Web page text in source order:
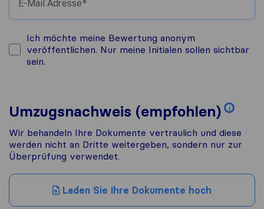
E-Mail Adresse
Ich möchte meine Bewertung anonym
veröffentlichen. Nur meine Initialen sollen sichtbar
sein.
Umzugsnachweis (empfohlen) i
Wir behandeln Ihre Dokumente vertraulich und diese
werden nicht an Dritte weitergeben, sondern nur zur
Überprüfung verwendet.
Laden Sie Ihre Dokumente hoch